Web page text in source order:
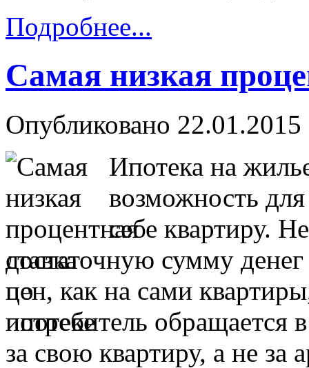
Подробнее...
Самая низкая
Опубликовано
Ипотека на
возможность
себе квартиру.
достаточную сумму
цен, как на сами
потребитель обращается
за свою квартиру, а не за